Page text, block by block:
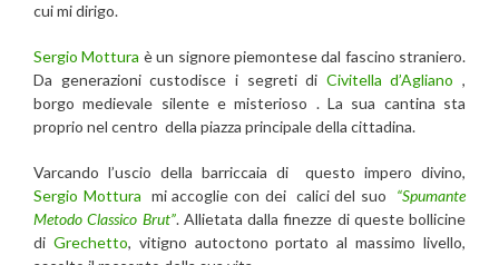
cui mi dirigo.
Sergio Mottura è un signore piemontese dal fascino straniero.
Da generazioni custodisce i segreti di Civitella d’Agliano ,
borgo medievale silente e misterioso . La sua cantina sta
proprio nel centro della piazza principale della cittadina.
Varcando l’uscio della barriccaia di questo impero divino,
Sergio Mottura mi accoglie con dei calici del suo
“Spumante
Metodo Classico Brut”. Allietata dalla finezze di queste bollicine
di Grechetto, vitigno autoctono portato al massimo livello,